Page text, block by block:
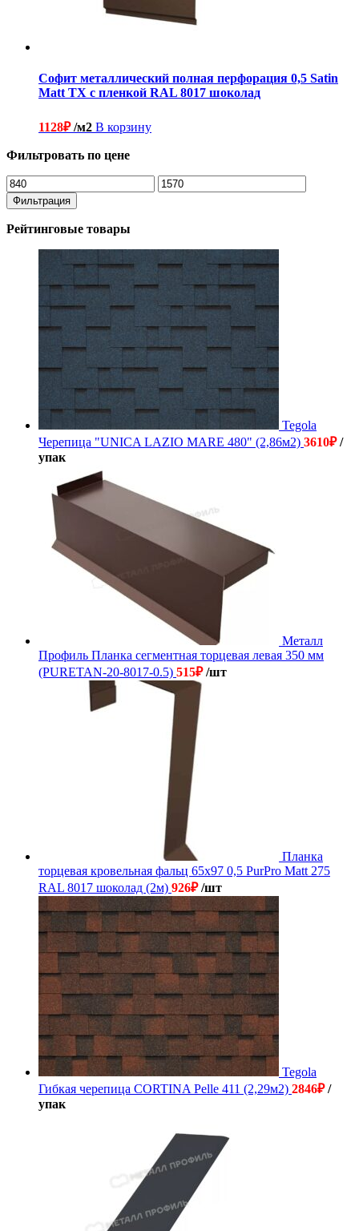
Софит металлический полная перфорация 0,5 Satin
Matt TX с пленкой RAL 8017 шоколад
1128₽/м2 В корзину
Фильтровать по цене
Минимальная
цена
Максимальная
цена
Фильтрация
Рейтинговые товары
Tegola
Черепица "UNICA LAZIO MARE 480" (2,86м2) 3610₽/
упак
Металл
Профиль Планка сегментная торцевая левая 350 мм
(PURETAN-20-8017-0.5) 515₽/шт
Планка
торцевая кровельная фальц 65х97 0,5 PurPro Matt 275
RAL 8017 шоколад (2м) 926₽/шт
Tegola
Гибкая черепица CORTINA Pelle 411 (2,29м2) 2846₽/
упак